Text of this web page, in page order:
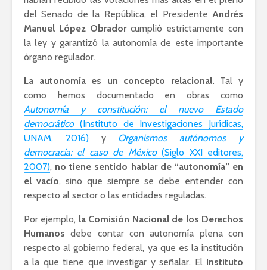
del Senado de la República, el Presidente Andrés
Manuel López Obradorcumplió estrictamente con
la ley y garantizó la autonomía de este importante
órgano regulador.
La autonomía es un concepto relacional. Tal y
como hemos documentado en obras como
Autonomía y constitución: el nuevo Estado
democrático(Instituto de Investigaciones Jurídicas,
UNAM, 2016)y Organismos autónomos y
democracia: el caso de México(Siglo XXI editores,
2007), no tiene sentido hablar de “autonomía” en
el vacío, sino que siempre se debe entender con
respecto al sector o las entidades reguladas.
Por ejemplo, la Comisión Nacional de los Derechos
Humanos debe contar con autonomía plena con
respecto al gobierno federal, ya que es la institución
a la que tiene que investigar y señalar. El Instituto
Lozano con Julio
Astillero
La cumbre AMLO-
Trump
política